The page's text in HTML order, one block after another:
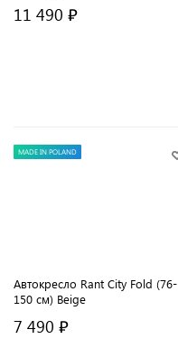
11 490 ₽
MADE IN POLAND
Автокресло Rant City Fold (76-
150 см) Beige
7 490 ₽